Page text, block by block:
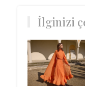
İlginizi